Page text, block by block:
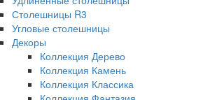
Столешницы R3
Угловые столешницы
Декоры
Коллекция Дерево
Коллекция Камень
Коллекция Классика